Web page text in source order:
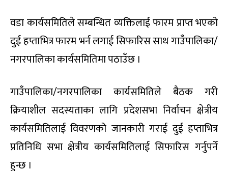
वडा कार्यसमितिले सम्बन्धित व्यक्तिलाई फारम प्राप्त भएको
दुई हप्ताभित्र फारम भर्न लगाई सिफारिस साथ गाउँपालिका/
नगरपालिका कार्यसमितिमा पठाउँछ ।
गाउँपालिका/नगरपालिका कार्यसमितिले बैठक गरी
क्रियाशील सदस्यताका लागि प्रदेशसभा निर्वाचन क्षेत्रीय
कार्यसमितिलाई विवरणको जानकारी गराई दुई हप्ताभित्र
प्रतिनिधि सभा क्षेत्रीय कार्यसमितिलाई सिफारिस गर्नुपर्ने
हुन्छ ।